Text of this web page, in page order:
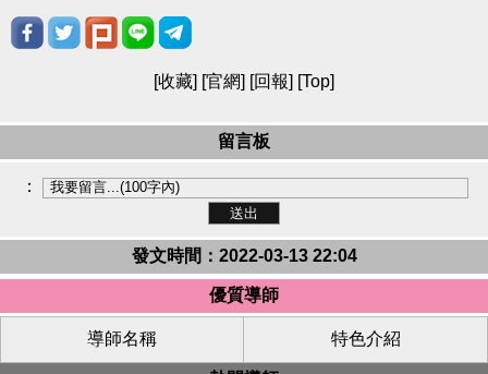
[收藏] [官網] [回報] [Top]
留言板
：
發文時間：2022-03-13 22:04
優質導師
導師名稱 特色介紹